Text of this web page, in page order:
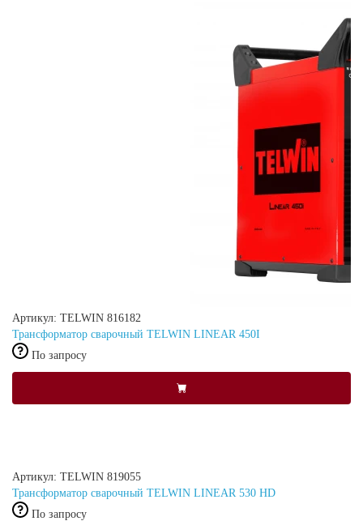
Артикул: TELWIN 816182
Трансформатор сварочный TELWIN LINEAR 450I
По запросу
Артикул: TELWIN 819055
Трансформатор сварочный TELWIN LINEAR 530 HD
По запросу